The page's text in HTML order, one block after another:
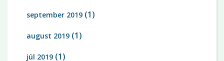
september 2019 (1)
august 2019 (1)
júl 2019 (1)